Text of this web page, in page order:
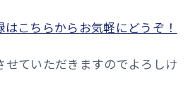
こちらからお気軽にどうぞ！
せていただきますのでよろしけ